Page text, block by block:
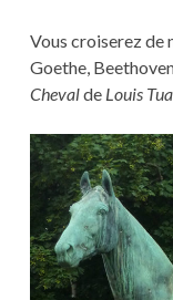
Vous croiserez de
Goethe,
ChevaldeLouis